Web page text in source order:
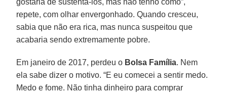
repete, com olhar envergonhado. Quando cresceu,
sabia que não era rica, mas nunca suspeitou que
acabaria sendo extremamente pobre.
Em janeiro de 2017, perdeu o Bolsa Família. Nem
ela sabe dizer o motivo. “E eu comecei a sentir medo.
Medo e fome. Não tinha dinheiro para comprar